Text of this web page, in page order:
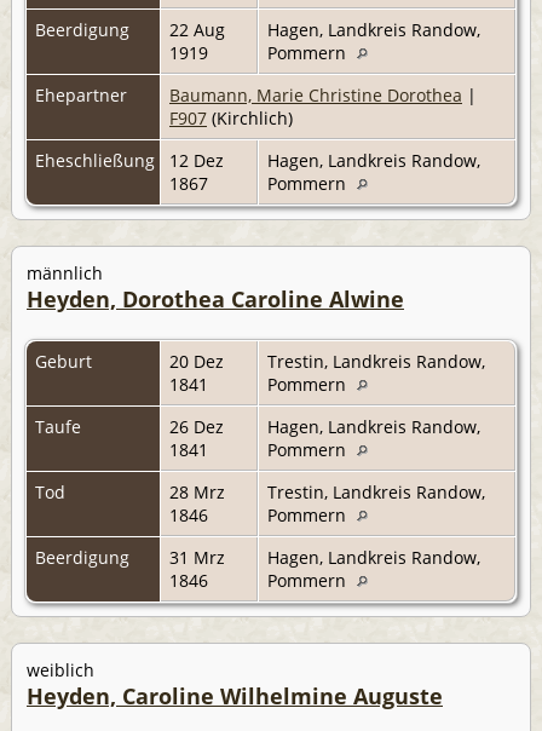
Beerdigung
22 Aug
1919
Hagen, Landkreis Randow,
Pommern
Ehepartner
Baumann, Marie Christine Dorothea |
F907 (Kirchlich)
Eheschließung
12 Dez
1867
Hagen, Landkreis Randow,
Pommern
männlich
Heyden, Dorothea Caroline Alwine
Geburt
20 Dez
1841
Trestin, Landkreis Randow,
Pommern
Taufe
26 Dez
1841
Hagen, Landkreis Randow,
Pommern
Tod
28 Mrz
1846
Trestin, Landkreis Randow,
Pommern
Beerdigung
31 Mrz
1846
Hagen, Landkreis Randow,
Pommern
weiblich
Heyden, Caroline Wilhelmine Auguste